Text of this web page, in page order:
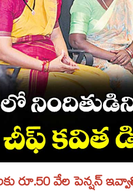
రూ.50 వేల పెన్షన్​